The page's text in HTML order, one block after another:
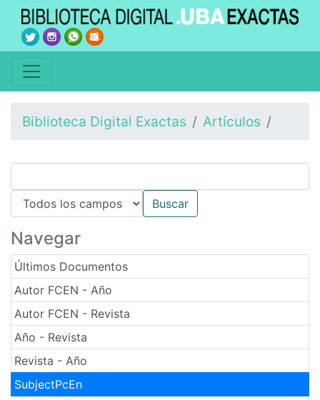
Biblioteca Digital Exactas Artículos
Navegar
Últimos Documentos
Autor FCEN - Año
Autor FCEN - Revista
Año - Revista
Revista - Año
SubjectPcEn